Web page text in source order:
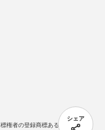
シェア
権者の登録商標あるいは商標で